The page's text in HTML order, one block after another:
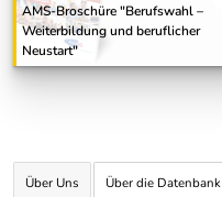
AMS-Broschüre "Berufswahl –
Weiterbildung und beruflicher
Neustart"
Über Uns Über die Datenbank